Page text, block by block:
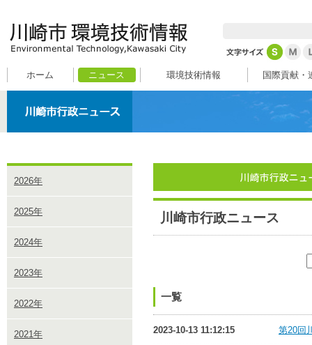
ホーム ニュース 環境技術情報 国際貢献・
2026年
2025年
2024年
2023年
2022年
2021年
川崎市行政ニュース
一覧
2023-10-13 11:12:15 第20回